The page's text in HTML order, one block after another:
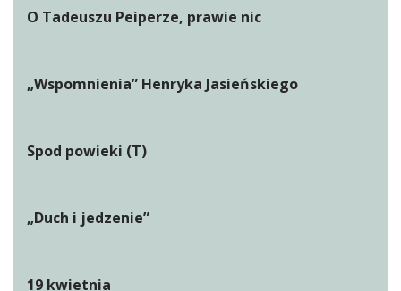
O Tadeuszu Peiperze, prawie nic
„Wspomnienia” Henryka Jasieńskiego
Spod powieki (T)
„Duch i jedzenie”
19 kwietnia